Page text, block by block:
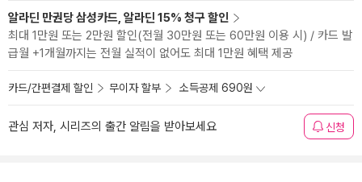
알라딘 만권당 삼성카드, 알라딘 15% 청구 할인
최대 1만원 또는 2만원 할인(전월 30만원 또는 60만원 이용 시) / 카드 발
급월 +1개월까지는 전월 실적이 없어도 최대 1만원 혜택 제공
카드/간편결제 할인 무이자 할부 소득공제 690원
관심 저자, 시리즈의 출간 알림을 받아보세요 신청